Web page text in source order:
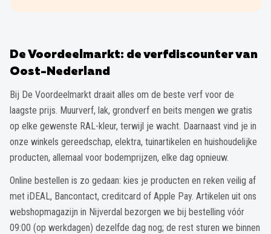
De Voordeelmarkt: de verfdiscounter van
Oost-Nederland
Bij De Voordeelmarkt draait alles om de beste verf voor de
laagste prijs. Muurverf, lak, grondverf en beits mengen we gratis
op elke gewenste RAL-kleur, terwijl je wacht. Daarnaast vind je in
onze winkels gereedschap, elektra, tuinartikelen en huishoudelijke
producten, allemaal voor bodemprijzen, elke dag opnieuw.
Online bestellen is zo gedaan: kies je producten en reken veilig af
met iDEAL, Bancontact, creditcard of Apple Pay. Artikelen uit ons
webshopmagazijn in Nijverdal bezorgen we bij bestelling vóór
09:00 (op werkdagen) dezelfde dag nog; de rest sturen we binnen